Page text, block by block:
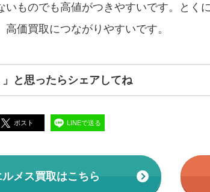
いものでも高値がつきやすいです。とく
高価買取につながりやすいです。
」と思ったらシェアしてね
ポスト LINEで送る
ルメス買取はこちら